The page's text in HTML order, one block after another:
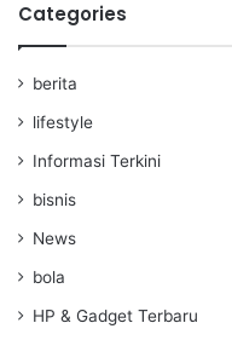
Categories
berita
lifestyle
Informasi Terkini
bisnis
News
bola
HP & Gadget Terbaru